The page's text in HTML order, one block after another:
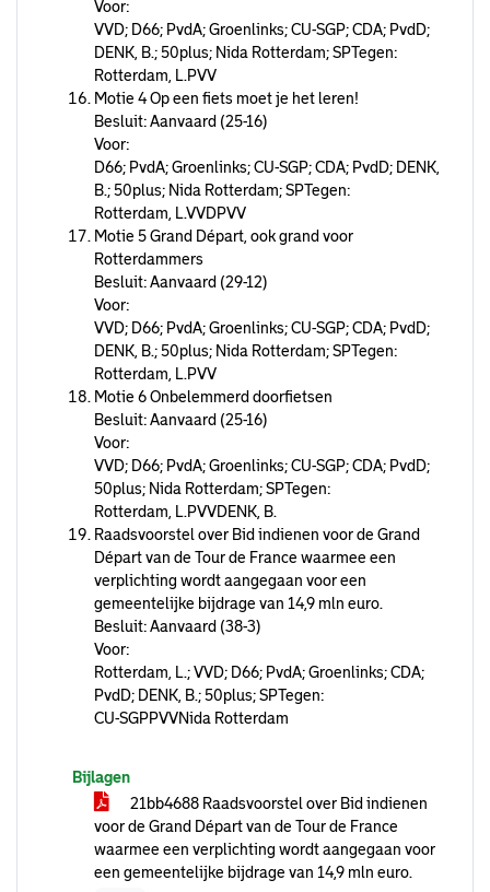
Voor:
VVD; D66; PvdA; Groenlinks; CU-SGP; CDA; PvdD;
DENK, B.; 50plus; Nida Rotterdam; SPTegen:
Rotterdam, L.PVV
Motie 4 Op een fiets moet je het leren!
Besluit: Aanvaard (25-16)
Voor:
D66; PvdA; Groenlinks; CU-SGP; CDA; PvdD; DENK,
B.; 50plus; Nida Rotterdam; SPTegen:
Rotterdam, L.VVDPVV
Motie 5 Grand Départ, ook grand voor
Rotterdammers
Besluit: Aanvaard (29-12)
Voor:
VVD; D66; PvdA; Groenlinks; CU-SGP; CDA; PvdD;
DENK, B.; 50plus; Nida Rotterdam; SPTegen:
Rotterdam, L.PVV
Motie 6 Onbelemmerd doorfietsen
Besluit: Aanvaard (25-16)
Voor:
VVD; D66; PvdA; Groenlinks; CU-SGP; CDA; PvdD;
50plus; Nida Rotterdam; SPTegen:
Rotterdam, L.PVVDENK, B.
Raadsvoorstel over Bid indienen voor de Grand
Départ van de Tour de France waarmee een
verplichting wordt aangegaan voor een
gemeentelijke bijdrage van 14,9 mln euro.
Besluit: Aanvaard (38-3)
Voor:
Rotterdam, L.; VVD; D66; PvdA; Groenlinks; CDA;
PvdD; DENK, B.; 50plus; SPTegen:
CU-SGPPVVNida Rotterdam
Bijlagen
21bb4688 Raadsvoorstel over Bid indienen
voor de Grand Départ van de Tour de France
waarmee een verplichting wordt aangegaan voor
een gemeentelijke bijdrage van 14,9 mln euro.